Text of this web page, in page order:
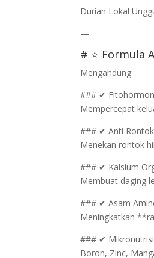
Durian Lokal
—
# ⭐ Formula
Mengandung:
### ✔
Mempercepat
### ✔ Anti
Menekan rontok
### ✔ Kalsium
Membuat daging
### ✔ Asam
Meningkatkan
### ✔
Boron, Zinc,